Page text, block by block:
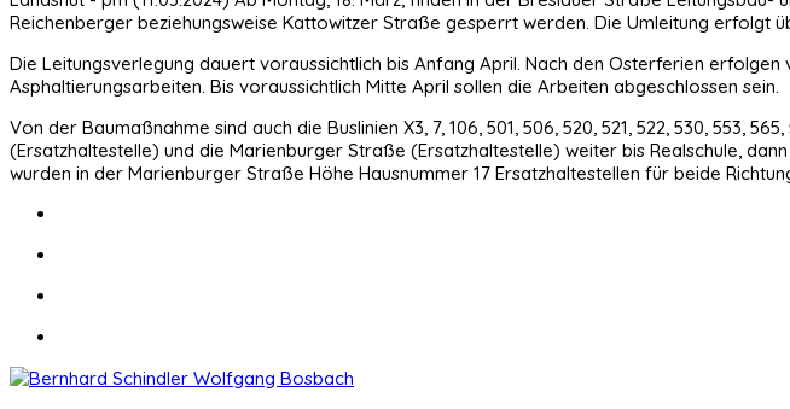
Reichenberger beziehungsweise Kattowitzer Straße gesperrt werden. Die Umleitung erfolgt
Die Leitungsverlegung dauert voraussichtlich bis Anfang April. Nach den Osterferien
Asphaltierungsarbeiten. Bis voraussichtlich Mitte April sollen die Arbeiten abgeschlossen sein.
Von der Baumaßnahme sind auch die Buslinien X3, 7, 106, 501, 506, 520, 521, 522, 530,
(Ersatzhaltestelle) und die Marienburger Straße (Ersatzhaltestelle) weiter bis Realschule,
wurden in der Marienburger Straße Höhe Hausnummer 17 Ersatzhaltestellen für beide